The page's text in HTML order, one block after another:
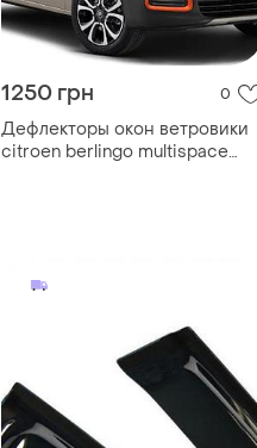
1250 грн 0
Дефлекторы окон ветровики
сitroen berlingo multispace